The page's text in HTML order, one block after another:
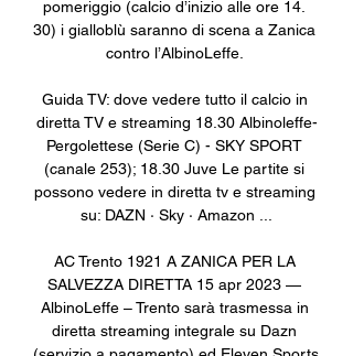
pomeriggio (calcio d’inizio alle ore 14.
30) i gialloblù saranno di scena a Zanica
contro l’AlbinoLeffe.
Guida TV: dove vedere tutto il calcio in
diretta TV e streaming 18.30 Albinoleffe-
Pergolettese (Serie C) - SKY SPORT
(canale 253); 18.30 Juve Le partite si
possono vedere in diretta tv e streaming
su: DAZN · Sky · Amazon ...
AC Trento 1921 A ZANICA PER LA
SALVEZZA DIRETTA 15 apr 2023 —
AlbinoLeffe – Trento sarà trasmessa in
diretta streaming integrale su Dazn